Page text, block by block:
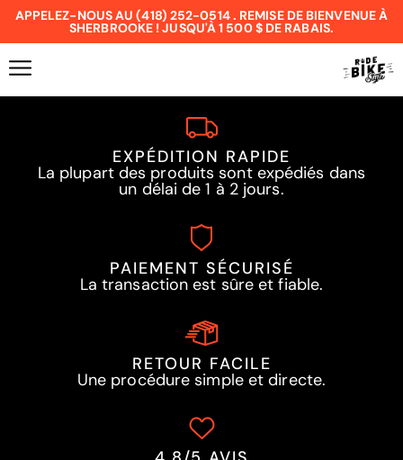
APPELEZ-NOUS AU (418) 252-0514 . REMISE DE BIENVENUE À
SHERBROOKE ! JUSQU'À 1 500 $ DE RABAIS.
EXPÉDITION RAPIDE
La plupart des produits sont expédiés dans
un délai de 1 à 2 jours.
PAIEMENT SÉCURISÉ
La transaction est sûre et fiable.
RETOUR FACILE
Une procédure simple et directe.